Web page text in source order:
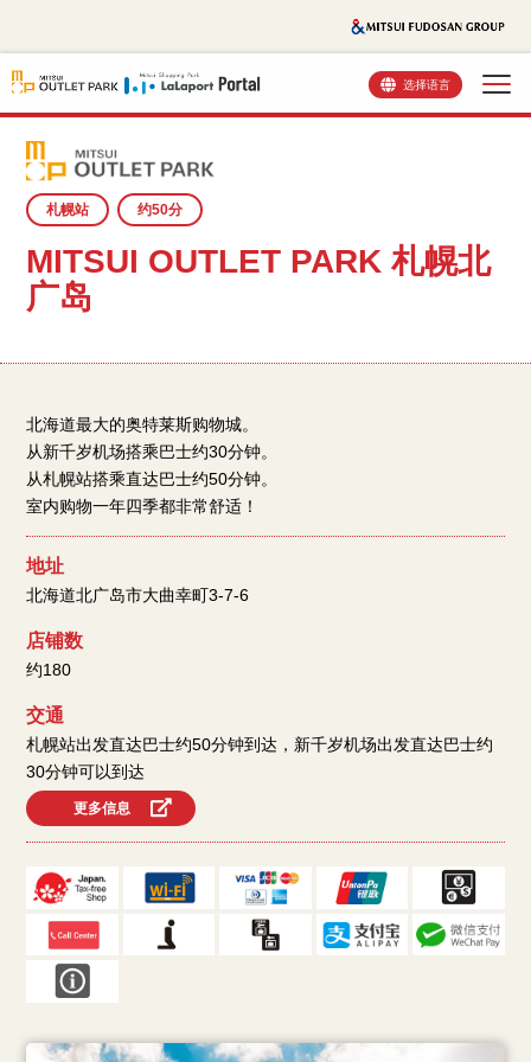
选择语言
札幌站 约50分
MITSUI OUTLET PARK 札幌北
广岛
北海道最大的奥特莱斯购物城。
从新千岁机场搭乘巴士约30分钟。
从札幌站搭乘直达巴士约50分钟。
室内购物一年四季都非常舒适！
地址
北海道北广岛市大曲幸町3-7-6
店铺数
约180
交通
札幌站出发直达巴士约50分钟到达，新千岁机场出发直达巴士约
30分钟可以到达
更多信息